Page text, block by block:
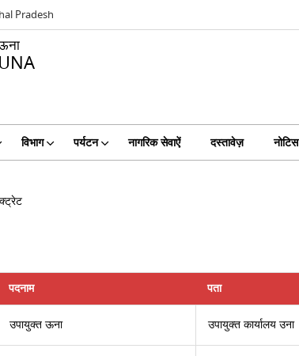
Pradesh
UNA
विभाग पर्यटन नागरिक सेवाऐं दस्तावेज़ नोटिस
पदनाम पता
उपायुक्त ऊना उपायुक्त कार्यालय उना